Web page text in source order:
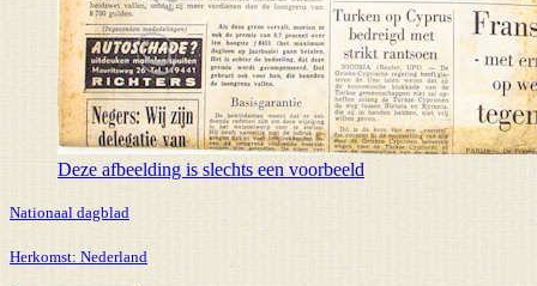
Deze afbeelding is slechts een voorbeeld
Nationaal dagblad
Herkomst: Nederland